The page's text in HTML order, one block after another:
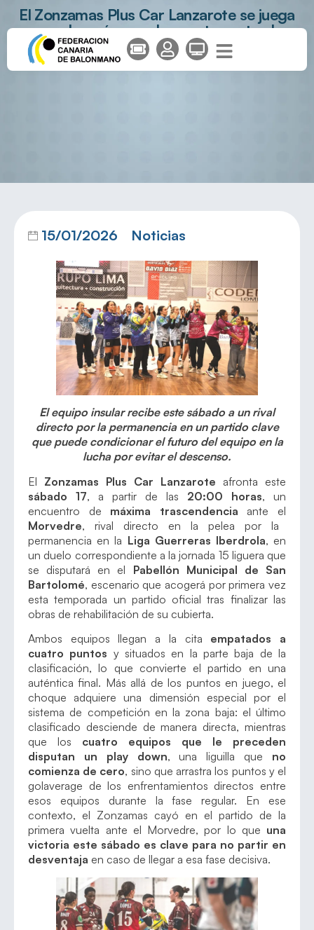
El Zonzamas Plus Car Lanzarote se juega
mucho más que dos puntos ante el
Morvedre
15/01/2026 Noticias
El equipo insular recibe este sábado a un rival
directo por la permanencia en un partido clave
que puede condicionar el futuro del equipo en la
lucha por evitar el descenso.
El Zonzamas Plus Car Lanzarote afronta este
sábado 17, a partir de las 20:00 horas, un
encuentro de máxima trascendencia ante el
Morvedre, rival directo en la pelea por la
permanencia en la Liga Guerreras Iberdrola, en
un duelo correspondiente a la jornada 15 liguera que
se disputará en el Pabellón Municipal de San
Bartolomé, escenario que acogerá por primera vez
esta temporada un partido oficial tras finalizar las
obras de rehabilitación de su cubierta.
Ambos equipos llegan a la cita empatados a
cuatro puntos y situados en la parte baja de la
clasificación, lo que convierte el partido en una
auténtica final. Más allá de los puntos en juego, el
choque adquiere una dimensión especial por el
sistema de competición en la zona baja: el último
clasificado desciende de manera directa, mientras
que los cuatro equipos que le preceden
disputan un play down, una liguilla que no
comienza de cero, sino que arrastra los puntos y el
golaverage de los enfrentamientos directos entre
esos equipos durante la fase regular. En ese
contexto, el Zonzamas cayó en el partido de la
primera vuelta ante el Morvedre, por lo que una
victoria este sábado es clave para no partir en
desventaja en caso de llegar a esa fase decisiva.